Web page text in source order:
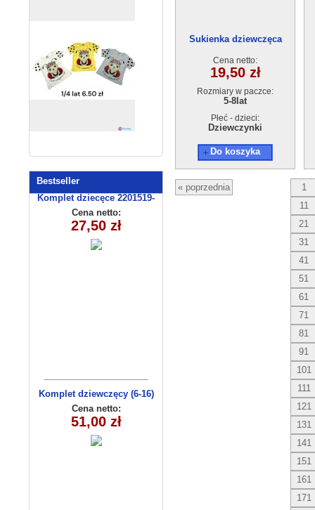
Bestseller
Komplet dziecęce 2201519-
13(92-110m) 4szt
Cena netto:
27,50 zł
Komplet dziewczęcy (6-16)
8159
Cena netto:
51,00 zł
Sukienka dziewczęca
Cena netto:
19,50 zł
Rozmiary w paczce:
5-8lat
Płeć - dzieci:
Dziewczynki
Do koszyka
« poprzednia
1
11
21
31
41
51
61
71
81
91
101
111
121
131
141
151
161
171